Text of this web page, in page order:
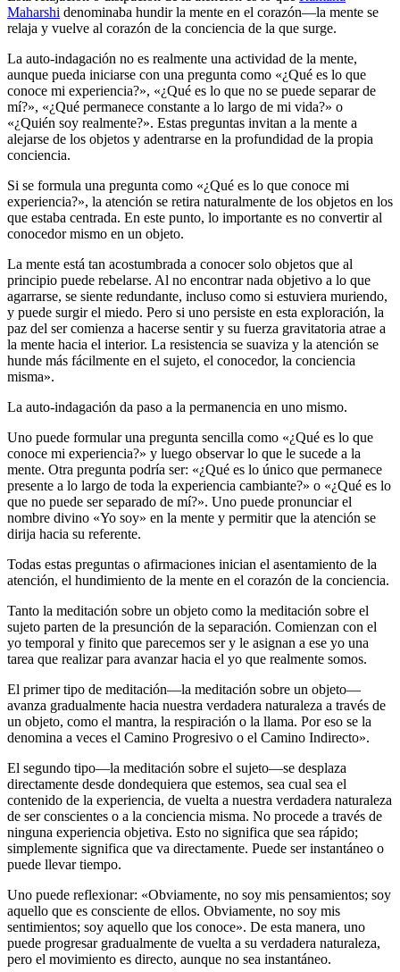
Maharshi denominaba hundir la mente en el corazón—la mente se
relaja y vuelve al corazón de la conciencia de la que surge.
La auto-indagación no es realmente una actividad de la mente,
aunque pueda iniciarse con una pregunta como «¿Qué es lo que
conoce mi experiencia?», «¿Qué es lo que no se puede separar de
mí?», «¿Qué permanece constante a lo largo de mi vida?» o
«¿Quién soy realmente?». Estas preguntas invitan a la mente a
alejarse de los objetos y adentrarse en la profundidad de la propia
conciencia.
Si se formula una pregunta como «¿Qué es lo que conoce mi
experiencia?», la atención se retira naturalmente de los objetos en los
que estaba centrada. En este punto, lo importante es no convertir al
conocedor mismo en un objeto.
La mente está tan acostumbrada a conocer solo objetos que al
principio puede rebelarse. Al no encontrar nada objetivo a lo que
agarrarse, se siente redundante, incluso como si estuviera muriendo,
y puede surgir el miedo. Pero si uno persiste en esta exploración, la
paz del ser comienza a hacerse sentir y su fuerza gravitatoria atrae a
la mente hacia el interior. La resistencia se suaviza y la atención se
hunde más fácilmente en el sujeto, el conocedor, la conciencia
misma».
La auto-indagación da paso a la permanencia en uno mismo.
Uno puede formular una pregunta sencilla como «¿Qué es lo que
conoce mi experiencia?» y luego observar lo que le sucede a la
mente. Otra pregunta podría ser: «¿Qué es lo único que permanece
presente a lo largo de toda la experiencia cambiante?» o «¿Qué es lo
que no puede ser separado de mí?». Uno puede pronunciar el
nombre divino «Yo soy» en la mente y permitir que la atención se
dirija hacia su referente.
Todas estas preguntas o afirmaciones inician el asentamiento de la
atención, el hundimiento de la mente en el corazón de la conciencia.
Tanto la meditación sobre un objeto como la meditación sobre el
sujeto parten de la presunción de la separación. Comienzan con el
yo temporal y finito que parecemos ser y le asignan a ese yo una
tarea que realizar para avanzar hacia el yo que realmente somos.
El primer tipo de meditación—la meditación sobre un objeto—
avanza gradualmente hacia nuestra verdadera naturaleza a través de
un objeto, como el mantra, la respiración o la llama. Por eso se la
denomina a veces el Camino Progresivo o el Camino Indirecto».
El segundo tipo—la meditación sobre el sujeto—se desplaza
directamente desde dondequiera que estemos, sea cual sea el
contenido de la experiencia, de vuelta a nuestra verdadera naturaleza
de ser conscientes o a la conciencia misma. No procede a través de
ninguna experiencia objetiva. Esto no significa que sea rápido;
simplemente significa que va directamente. Puede ser instantáneo o
puede llevar tiempo.
Uno puede reflexionar: «Obviamente, no soy mis pensamientos; soy
aquello que es consciente de ellos. Obviamente, no soy mis
sentimientos; soy aquello que los conoce». De esta manera, uno
puede progresar gradualmente de vuelta a su verdadera naturaleza,
pero el movimiento es directo, aunque no sea instantáneo.